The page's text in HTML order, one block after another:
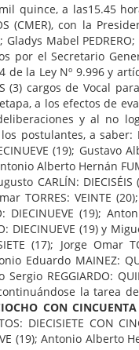
quince, a las15.45
(CMER), con la
Mabel
por el Secretario
la Ley Nº 9.996 y
(3) cargos de Vocal
a los efectos de
y al no
postulantes, a saber:
(19); Gustavo
Alberto Hernán
CARLÍN: DIECISÉIS
TORRES: VEINTE
(19);
DIECINUEVE (19) y
(17); Jorge Omar
Eduardo MAINEZ:
Sergio REGGIARDO:
continuándose la
CON
DIECISIETE CON
(19); Antonio Alberto